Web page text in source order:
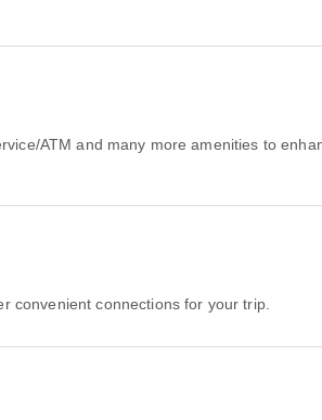
ATM and many more amenities to
convenient connections for your trip.